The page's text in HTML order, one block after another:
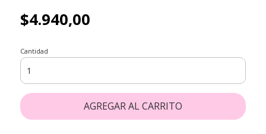
$4.940,00
Cantidad
AGREGAR AL CARRITO